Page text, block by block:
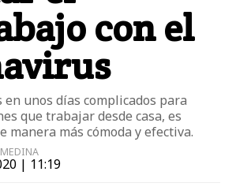
Moda él
Niños
Tablets
TV
con el
en unos días complicados para
que trabajar desde casa, es
manera más cómoda y efectiva.
| 11:19